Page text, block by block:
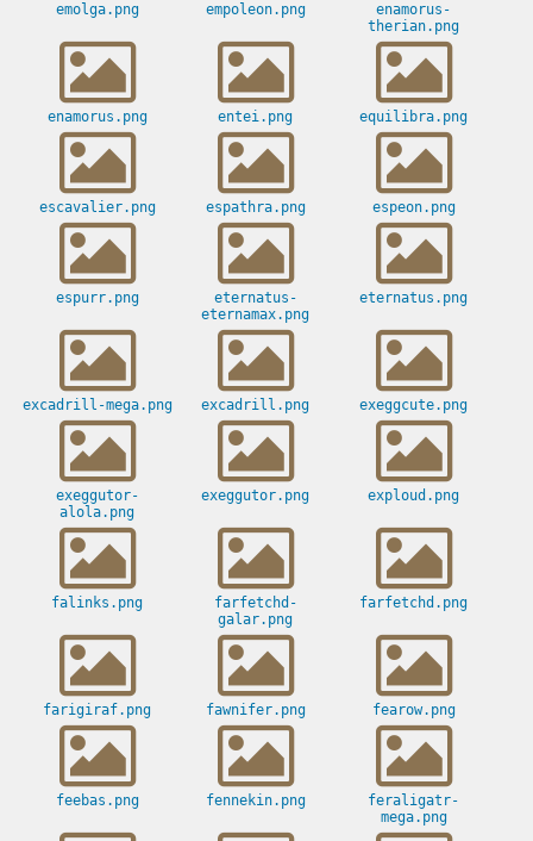
emolga.png empoleon.png
enamorus-
therian.png
enamorus.png entei.png equilibra.png
escavalier.png espathra.png espeon.png
espurr.png
eternatus-
eternamax.png
eternatus.png
excadrill-mega.png excadrill.png exeggcute.png
exeggutor-
alola.png
exeggutor.png exploud.png
falinks.png
farfetchd-
galar.png
farfetchd.png
farigiraf.png fawnifer.png fearow.png
feebas.png fennekin.png
feraligatr-
mega.png